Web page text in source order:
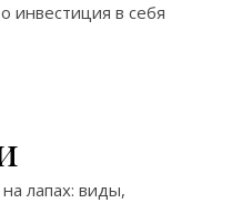
инвестиция в себя
лапах: виды,